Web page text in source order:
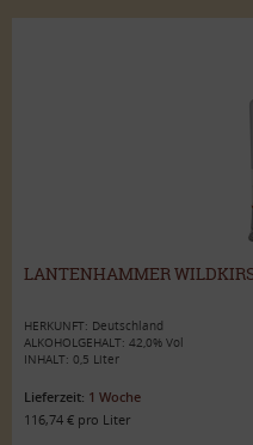
LANTENHAMMER
HERKUNFT: Deutschland
ALKOHOLGEHALT: 42,0% Vol
INHALT: 0,5 Liter
Lieferzeit: 1 Woche
116,74 € pro Liter